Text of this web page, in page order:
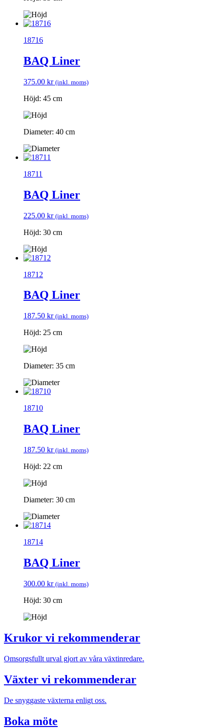
18716
BAQ Liner
375.00 kr (inkl. moms)
Höjd: 45 cm
Diameter: 40 cm
18711
BAQ Liner
225.00 kr (inkl. moms)
Höjd: 30 cm
18712
BAQ Liner
187.50 kr (inkl. moms)
Höjd: 25 cm
Diameter: 35 cm
18710
BAQ Liner
187.50 kr (inkl. moms)
Höjd: 22 cm
Diameter: 30 cm
18714
BAQ Liner
300.00 kr (inkl. moms)
Höjd: 30 cm
Krukor vi rekommenderar
Omsorgsfullt urval gjort av våra växtinredare.
Växter vi rekommenderar
De snyggaste växterna enligt oss.
Boka möte